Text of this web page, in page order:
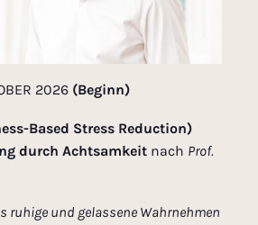
2026 (Beginn)
Based Stress Reduction)
durch Achtsamkeit nach Prof.
ruhige und gelassene Wahrnehmen